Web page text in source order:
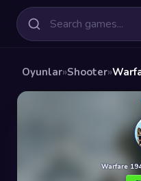
Oyunlar»Shooter»